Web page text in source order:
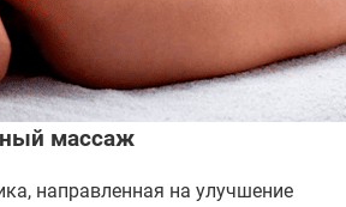
массаж
направленная на улучшение